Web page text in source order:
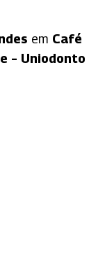
em Café
– Uniodonto